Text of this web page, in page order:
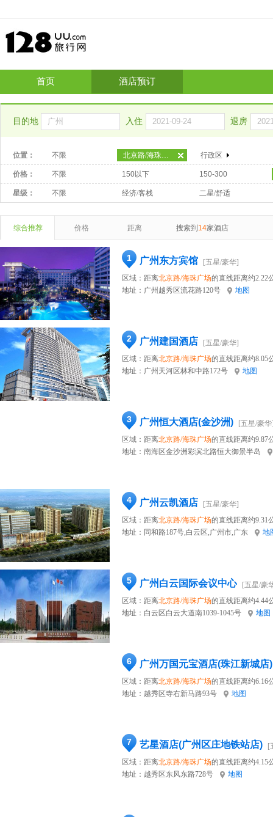
首页 酒店预订
目的地 入住 退房
位置： 不限 北京路/海珠广场 行政区
价格： 不限 150以下 150-300
星级： 不限 经济/客栈 二星/舒适
综合推荐 价格 距离 搜索到 14家酒店
1 广州东方宾馆
[五星/豪华]
区域：距离北京路/海珠广场的直线距离约2.22
地址： 广州越秀区流花路120号 地图
2 广州建国酒店
[五星/豪华]
区域：距离北京路/海珠广场的直线距离约8.05
地址： 广州天河区林和中路172号 地图
3 广州恒大酒店(金沙洲)
[五星/豪
区域：距离北京路/海珠广场的直线距离约9.87
地址： 南海区金沙洲彩滨北路恒大御景半岛
4 广州云凯酒店
[五星/豪华]
区域：距离北京路/海珠广场的直线距离约9.31
地址： 同和路187号,白云区,广州市,广东 地
5 广州白云国际会议中心
[五星/豪
区域：距离北京路/海珠广场的直线距离约4.44
地址： 白云区白云大道南1039-1045号 地图
6 广州万国元宝酒店(珠江新城店)
区域：距离北京路/海珠广场的直线距离约6.16
地址： 越秀区寺右新马路93号 地图
7 艺星酒店(广州区庄地铁站店)
[
区域：距离北京路/海珠广场的直线距离约4.15
地址： 越秀区东风东路728号 地图